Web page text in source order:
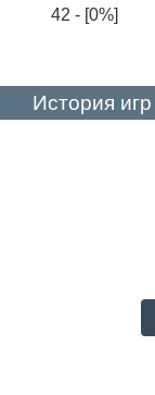
42 - [0%]
История игр